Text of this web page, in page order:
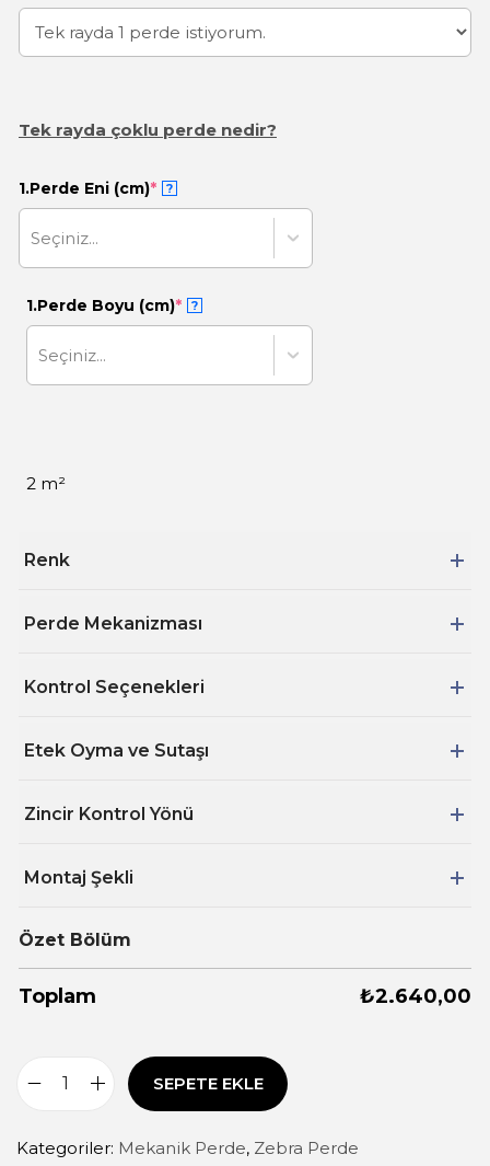
Tek rayda çoklu perde nedir?
1.Perde Eni (cm)* ?
Seçiniz...
1.Perde Boyu (cm)* ?
Seçiniz...
2 m²
Renk
Perde Mekanizması
Kontrol Seçenekleri
Etek Oyma ve Sutaşı
Zincir Kontrol Yönü
Montaj Şekli
Özet Bölüm
Toplam ₺2.640,00
SEPETE EKLE
Kategoriler: Mekanik Perde, Zebra Perde